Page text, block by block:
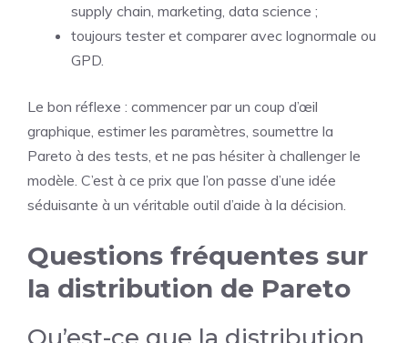
supply chain, marketing, data science ;
toujours tester et comparer avec lognormale ou
GPD.
Le bon réflexe : commencer par un coup d’œil
graphique, estimer les paramètres, soumettre la
Pareto à des tests, et ne pas hésiter à challenger le
modèle. C’est à ce prix que l’on passe d’une idée
séduisante à un véritable outil d’aide à la décision.
Questions fréquentes sur
la distribution de Pareto
Qu’est-ce que la distribution